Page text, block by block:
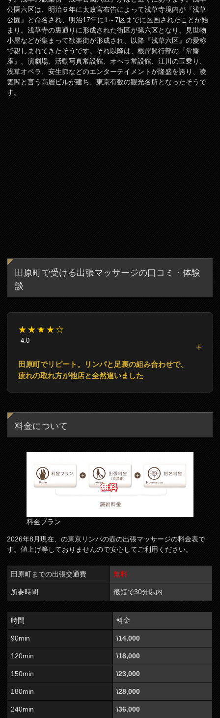
公園六区は、明治６年に太政官布告によって浅草寺境内が『浅草
公園』と命名され、明治17年に1～7区までに区画されたことが始
まり。浅草寺の裏通りに形成された街区が第六区となり、見世物
小屋などが集まって歓楽街が形成され、以降『浅草六区』の愛称
で親しまれてきたそうです。それ以降は、根岸興行部の『常盤
座』、演劇場、活動写真常設館、オペラ常設館、江川の玉乗り、
浅草オペラ、安生節などのエンターテイメントが隆盛を誇り、凌
雲閣と言う高層ビルが建ち、東京有数の観光名所となったそうで
す。
田原町で受ける出張マッサージの口コミ・体験
談
★★★★☆
4.0
田原町でリピート。リンパと足裏の組み合わせで、
疲れの取れ方が他店と全然違いました
料金について
料金プラン
2026年8月現在、の東京リンパの壺の出張マッサージの料金表で
す。値上げ等しておりませんので安心してご利用ください。
田原町までの出張交通費 無料
所要時間 最短で30分以内
時間 料金
90min \14,000
120min \18,000
150min \23,000
180min \28,000
240min \36,000